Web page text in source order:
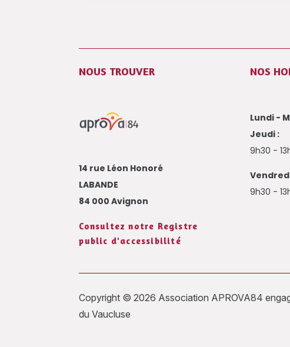
NOUS TROUVER
14 rue Léon Honoré
LABANDE
84 000 Avignon
Consultez notre Registre
public d'accessibilité
NOS
Lundi -
Jeudi :
9h30 -
9h30 -
Copyright © 2026 Association APROVA84
du Vaucluse